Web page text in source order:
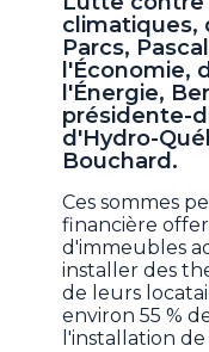
climatiques,
Parcs,
l'Économie,
l'Énergie,
présidente-
d'Hydro-
Bouchard.
Ces sommes
financière
d'immeubles
installer des
de leurs
environ 55 %
l'installation